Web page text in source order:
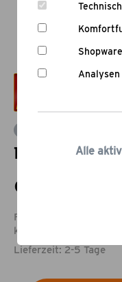
Räucher-
9,95 €*
Füge noch Produkte
kostenlosen
Lieferzeit: 2-5 Tage
Analysen
Alle